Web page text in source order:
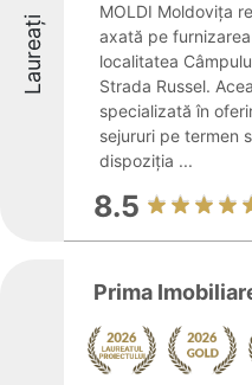
Laureați
MOLDI Moldovița
axată pe
localitatea
Strada Russel.
specializată în
sejururi pe termen
dispoziția ...
8.5
Prima